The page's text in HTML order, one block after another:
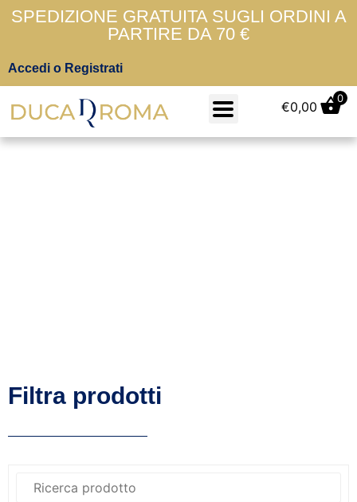
SPEDIZIONE GRATUITA SUGLI ORDINI A
PARTIRE DA 70 €
Accedi o Registrati
€0,00
0
Filtra prodotti